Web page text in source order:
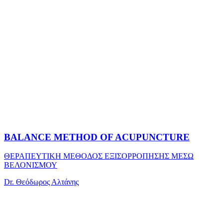
BALANCE METHOD OF ACUPUNCTURE
ΘΕΡΑΠΕΥΤΙΚΗ ΜΕΘΟΔΟΣ ΕΞΙΣΟΡΡΟΠΗΣΗΣ ΜΕΣΩ
ΒΕΛΟΝΙΣΜΟΥ
Dr. Θεόδωρος Αλτάνης